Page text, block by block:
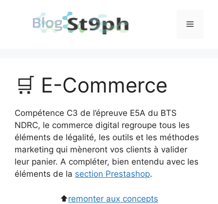
Menu
🛒 E-Commerce
Compétence C3 de l’épreuve E5A du BTS
NDRC, le commerce digital regroupe tous les
éléments de légalité, les outils et les méthodes
marketing qui mèneront vos clients à valider
leur panier. A compléter, bien entendu avec les
éléments de la section Prestashop.
⬆️remonter aux concepts